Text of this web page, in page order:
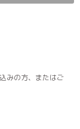
みの方、またはご